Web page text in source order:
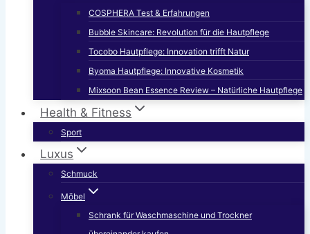
COSPHERA Test & Erfahrungen
Bubble Skincare: Revolution für die Hautpflege
Tocobo Hautpflege: Innovation trifft Natur
Byoma Hautpflege: Innovative Kosmetik
Mixsoon Bean Essence Review – Natürliche Hautpflege
Health & Fitness
Sport
Luxus
Schmuck
Möbel
Schrank für Waschmaschine und Trockner